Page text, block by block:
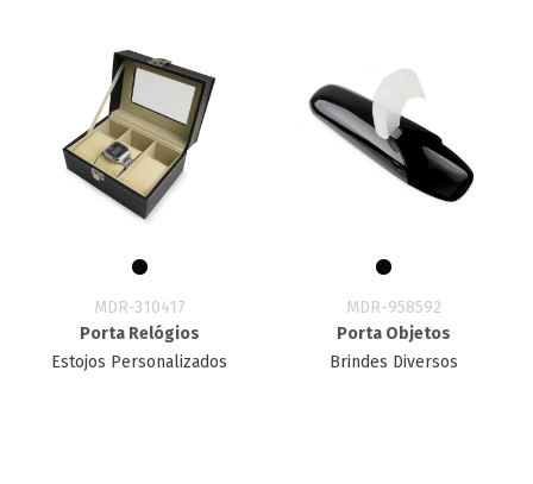
MDR-310417
Porta Relógios
Estojos Personalizados
MDR-958592
Porta Objetos
Brindes Diversos